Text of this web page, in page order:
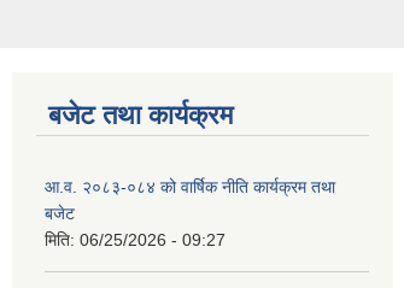
बजेट तथा कार्यक्रम
आ.व. २०८३-०८४ को वार्षिक नीति कार्यक्रम तथा
बजेट
मिति: 06/25/2026 - 09:27